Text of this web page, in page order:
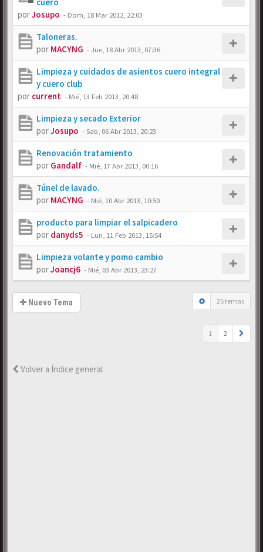
porJosupo - Dom, 18 Mar 2012, 22:03
Taloneras.
por MACYNG -Jue, 18 Abr 2013, 07:36
Limpieza y cuidados de asientos cuero integral
y cuero club
por current - Mié, 13 Feb 2013, 20:48
Limpieza y secado Exterior
porJosupo -Sab, 06 Abr 2013, 20:23
Renovación tratamiento
por Gandalf - Mié, 17 Abr 2013, 00:16
Túnel de lavado.
por MACYNG - Mié, 10 Abr 2013, 10:50
producto para limpiar el salpicadero
por danyds5 - Lun, 11 Feb 2013, 15:54
Limpieza volante y pomo cambio
porJoancj6 - Mié, 03 Abr 2013, 23:27
Nuevo Tema 25 temas
1 2
Volver a Índice general